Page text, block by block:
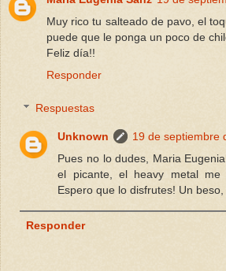
Muy rico tu salteado de pavo, el
puede que le ponga un poco de
Feliz día!!
Responder
Respuestas
Unknown
19 de septiembre
Pues no lo dudes, Maria
el picante, el heavy metal me
Espero que lo disfrutes! Un
Responder